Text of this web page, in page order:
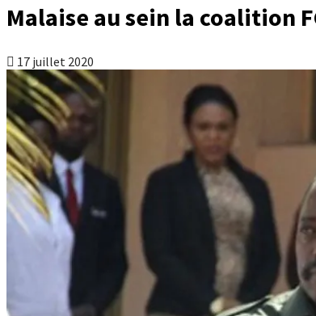
Malaise au sein la coalition
17 juillet 2020